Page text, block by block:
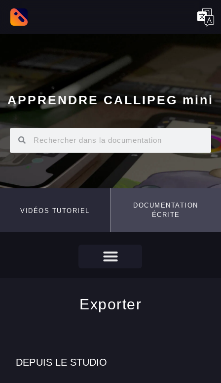
APPRENDRE CALLIPEG mini
VIDÉOS TUTORIEL
DOCUMENTATION
ÉCRITE
Exporter
DEPUIS LE STUDIO